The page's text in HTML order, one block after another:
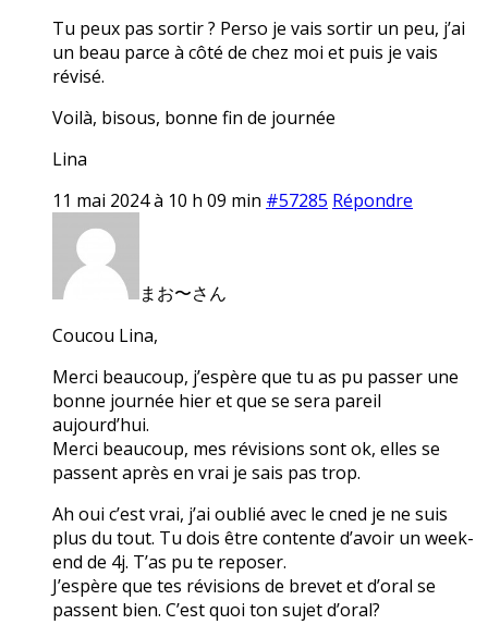
Tu peux pas sortir ? Perso je vais sortir un peu, j’ai
un beau parce à côté de chez moi et puis je vais
révisé.
Voilà, bisous, bonne fin de journée
Lina
11 mai 2024 à 10 h 09 min #57285 Répondre
まお〜さん
Coucou Lina,
Merci beaucoup, j’espère que tu as pu passer une
bonne journée hier et que se sera pareil
aujourd’hui.
Merci beaucoup, mes révisions sont ok, elles se
passent après en vrai je sais pas trop.
Ah oui c’est vrai, j’ai oublié avec le cned je ne suis
plus du tout. Tu dois être contente d’avoir un week-
end de 4j. T’as pu te reposer.
J’espère que tes révisions de brevet et d’oral se
passent bien. C’est quoi ton sujet d’oral?